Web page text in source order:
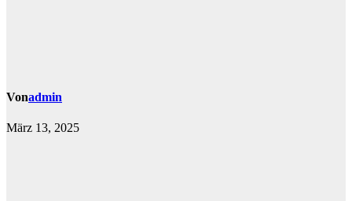
Vonadmin
März 13, 2025